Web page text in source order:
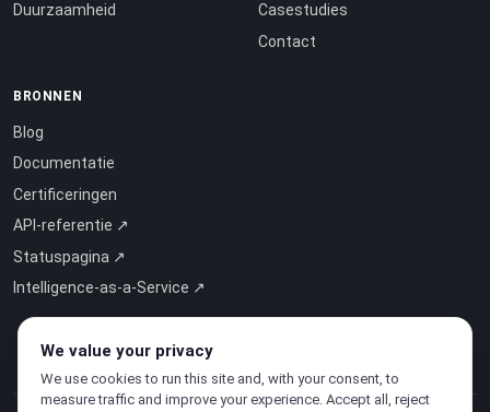
Duurzaamheid
Casestudies
Contact
BRONNEN
Blog
Documentatie
Certificeringen
API-referentie ↗
Statuspagina ↗
Intelligence-as-a-Service ↗
We value your privacy
We use cookies to run this site and, with your consent, to
measure traffic and improve your experience. Accept all, reject